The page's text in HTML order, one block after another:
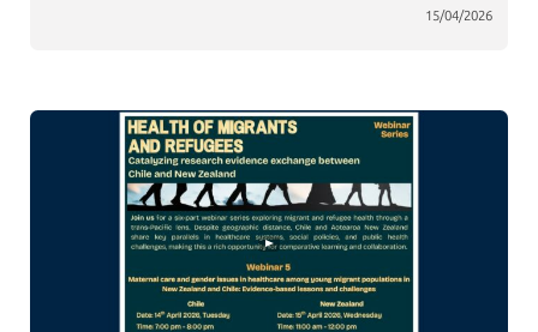
15/04/2026